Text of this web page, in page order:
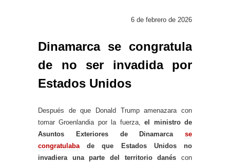
6 de febrero de 2026
Dinamarca se congratula
de no ser invadida por
Estados Unidos
Después de que Donald Trump amenazara con
tomar Groenlandia por la fuerza,el ministro de
Asuntos Exteriores de Dinamarca se
congratulaba de que Estados Unidos no
invadiera una parte del territorio danés con